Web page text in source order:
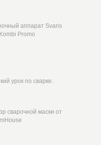
аппарат Svaris
Promo
урок по сварке.
сварочной маски от